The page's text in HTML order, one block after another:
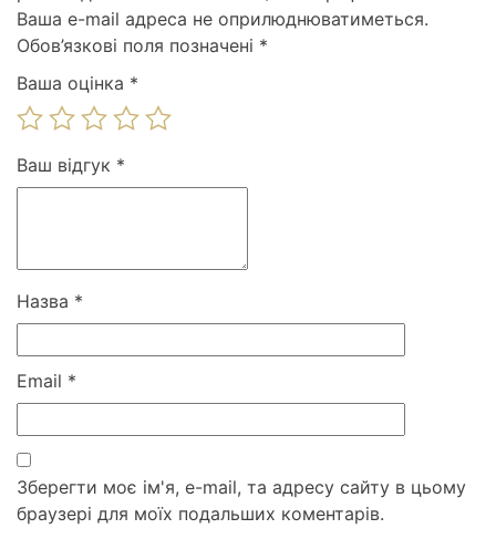
Ваша e-mail адреса не оприлюднюватиметься.
Обов’язкові поля позначені *
Ваша оцінка *
Ваш відгук *
Назва *
Email *
Зберегти моє ім'я, e-mail, та адресу сайту в цьому
браузері для моїх подальших коментарів.